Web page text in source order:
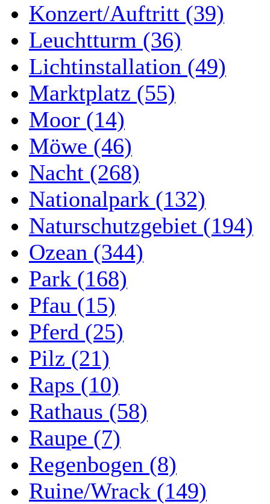
Konzert/Auftritt (39)
Leuchtturm (36)
Lichtinstallation (49)
Marktplatz (55)
Moor (14)
Möwe (46)
Nacht (268)
Nationalpark (132)
Naturschutzgebiet (194)
Ozean (344)
Park (168)
Pfau (15)
Pferd (25)
Pilz (21)
Raps (10)
Rathaus (58)
Raupe (7)
Regenbogen (8)
Ruine/Wrack (149)